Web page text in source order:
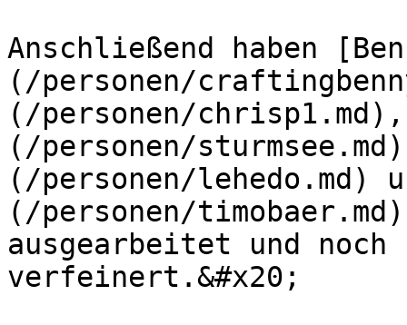
Anschließend haben
(/personen/
(/personen/
(/personen/
(/personen/lehedo.md)
(/personen/
ausgearbeitet und noch
verfeinert.&#x20;